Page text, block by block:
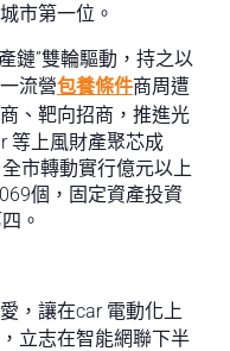
市第一位。
鏈”雙輪驅動，持之以
流營包養條件商周遭
、靶向招商，推進光
等上風財產聚芯成
市轉動實行億元以上
個，固定資產投資
。
，讓在car 電動化上
立志在智能網聯下半